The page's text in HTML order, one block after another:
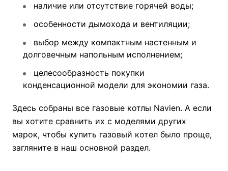
наличие или отсутствие горячей воды;
особенности дымохода и вентиляции;
выбор между компактным настенным и
долговечным напольным исполнением;
целесообразность покупки
конденсационной модели для экономии газа.
Здесь собраны все газовые котлы Navien. А если
вы хотите сравнить их с моделями других
марок, чтобы купить газовый котел было проще,
загляните в наш основной раздел.